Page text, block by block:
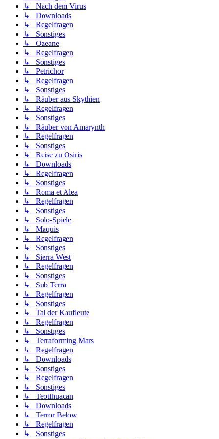
↳ Nach dem Virus
↳ Downloads
↳ Regelfragen
↳ Sonstiges
↳ Ozeane
↳ Regelfragen
↳ Sonstiges
↳ Petrichor
↳ Regelfragen
↳ Sonstiges
↳ Räuber aus Skythien
↳ Regelfragen
↳ Sonstiges
↳ Räuber von Amarynth
↳ Regelfragen
↳ Sonstiges
↳ Reise zu Osiris
↳ Downloads
↳ Regelfragen
↳ Sonstiges
↳ Roma et Alea
↳ Regelfragen
↳ Sonstiges
↳ Solo-Spiele
↳ Maquis
↳ Regelfragen
↳ Sonstiges
↳ Sierra West
↳ Regelfragen
↳ Sonstiges
↳ Sub Terra
↳ Regelfragen
↳ Sonstiges
↳ Tal der Kaufleute
↳ Regelfragen
↳ Sonstiges
↳ Terraforming Mars
↳ Regelfragen
↳ Downloads
↳ Sonstiges
↳ Regelfragen
↳ Sonstiges
↳ Teotihuacan
↳ Downloads
↳ Terror Below
↳ Regelfragen
↳ Sonstiges